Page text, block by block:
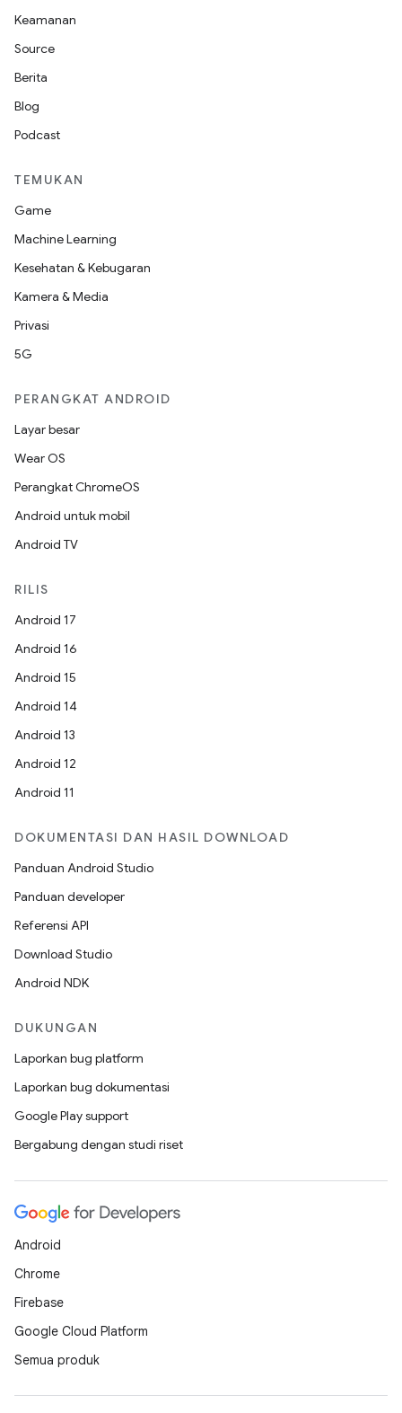
Keamanan
Source
Berita
Blog
Podcast
TEMUKAN
Game
Machine Learning
Kesehatan & Kebugaran
Kamera & Media
Privasi
5G
PERANGKAT ANDROID
Layar besar
Wear OS
Perangkat ChromeOS
Android untuk mobil
Android TV
RILIS
Android 17
Android 16
Android 15
Android 14
Android 13
Android 12
Android 11
DOKUMENTASI DAN HASIL DOWNLOAD
Panduan Android Studio
Panduan developer
Referensi API
Download Studio
Android NDK
DUKUNGAN
Laporkan bug platform
Laporkan bug dokumentasi
Google Play support
Bergabung dengan studi riset
Android
Chrome
Firebase
Google Cloud Platform
Semua produk